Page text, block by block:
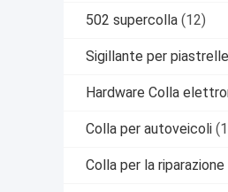
502 supercolla (12)
Sigillante per
Hardware Colla
Colla per autoveicoli
Colla per la